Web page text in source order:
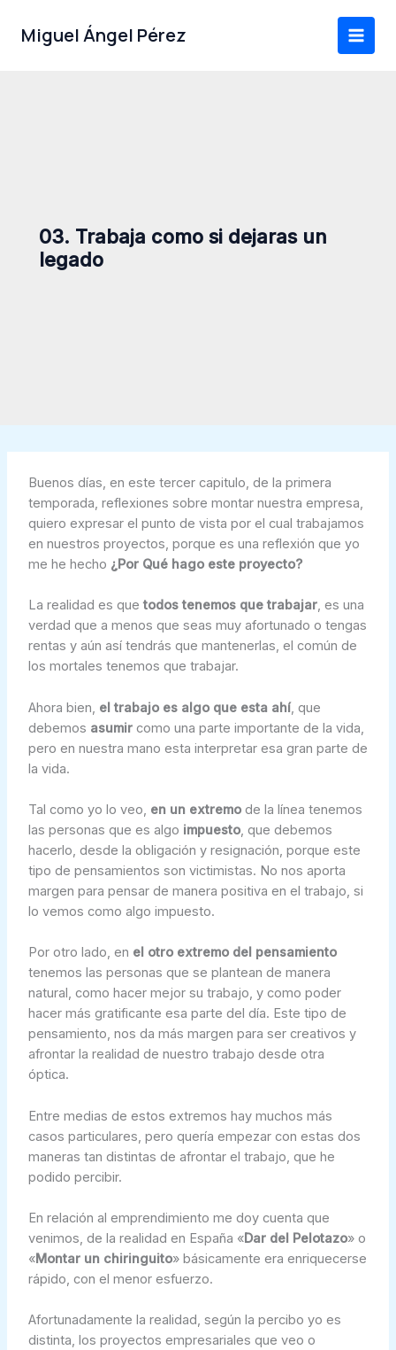
contenido
Miguel Ángel Pérez
03. Trabaja como si dejaras un
legado
Buenos días, en este tercer capitulo, de la primera
temporada, reflexiones sobre montar nuestra empresa,
quiero expresar el punto de vista por el cual trabajamos
en nuestros proyectos, porque es una reflexión que yo
me he hecho ¿Por Qué hago este proyecto?
La realidad es que todos tenemos que trabajar, es una
verdad que a menos que seas muy afortunado o tengas
rentas y aún así tendrás que mantenerlas, el común de
los mortales tenemos que trabajar.
Ahora bien, el trabajo es algo que esta ahí, que
debemos asumircomo una parte importante de la vida,
pero en nuestra mano esta interpretar esa gran parte de
la vida.
Tal como yo lo veo, en un extremo de la línea tenemos
las personas que es algo impuesto, que debemos
hacerlo, desde la obligación y resignación, porque este
tipo de pensamientos son victimistas. No nos aporta
margen para pensar de manera positiva en el trabajo, si
lo vemos como algo impuesto.
Por otro lado, en el otro extremo del pensamiento
tenemos las personas que se plantean de manera
natural, como hacer mejor su trabajo, y como poder
hacer más gratificante esa parte del día. Este tipo de
pensamiento, nos da más margen para ser creativos y
afrontar la realidad de nuestro trabajo desde otra
óptica.
Entre medias de estos extremos hay muchos más
casos particulares, pero quería empezar con estas dos
maneras tan distintas de afrontar el trabajo, que he
podido percibir.
En relación al emprendimiento me doy cuenta que
venimos, de la realidad en España «Dar del Pelotazo» o
«Montar un chiringuito» básicamente era enriquecerse
rápido, con el menor esfuerzo.
Afortunadamente la realidad, según la percibo yo es
distinta, los proyectos empresariales que veo o